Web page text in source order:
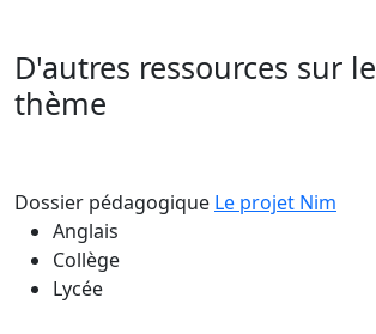
D'autres ressources sur
thème
Dossier pédagogique Le projet Nim
Anglais
Collège
Lycée